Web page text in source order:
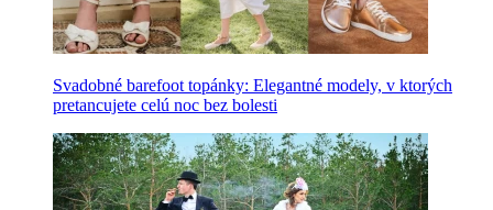
Svadobné barefoot topánky: Elegantné modely, v ktorých
pretancujete celú noc bez bolesti